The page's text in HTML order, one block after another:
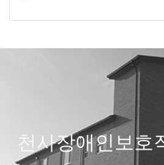
천사장애인보호